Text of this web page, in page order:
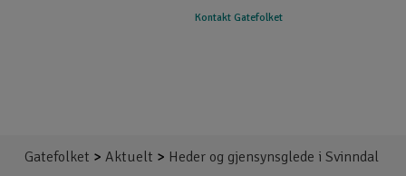
Kontakt Gatefolket
Gatefolket > Aktuelt > Heder og gjensynsglede i Svinndal